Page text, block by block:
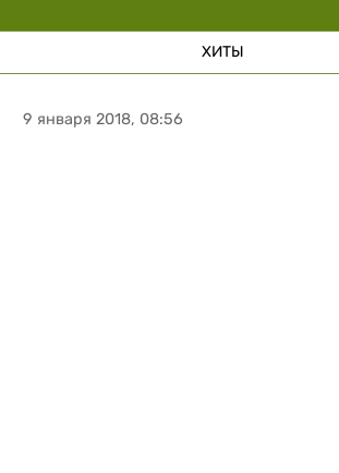
ХИТЫ
9 января 2018, 08:56